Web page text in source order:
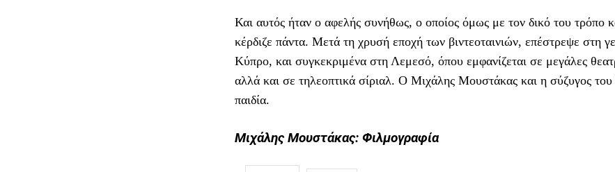
Και αυτός ήταν ο αφελής συνήθως, ο οποίος όμως με τον δικό του τρόπο
κέρδιζε πάντα. Μετά τη χρυσή εποχή των βιντεοταινιών, επέστρεψε στη
Κύπρο, και συγκεκριμένα στη Λεμεσό, όπου εμφανίζεται σε μεγάλες
αλλά και σε τηλεοπτικά σίριαλ. Ο Μιχάλης Μουστάκας και η σύζυγος του
παιδία.
Μιχάλης Μουστάκας: Φιλμογραφία